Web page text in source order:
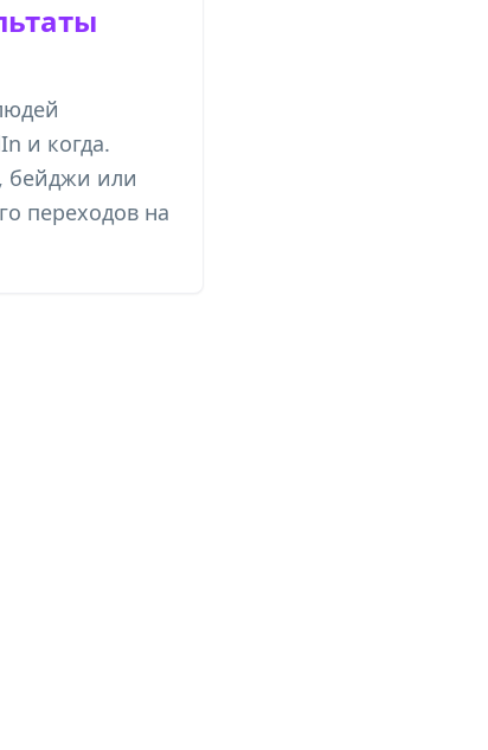
и когда.
бейджи или
переходов на